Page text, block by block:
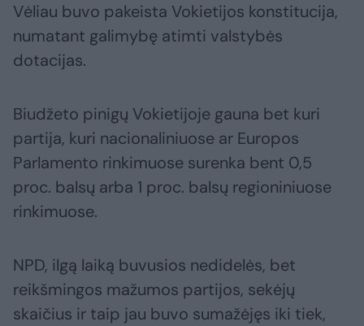
Vėliau buvo pakeista Vokietijos konstitucija,
numatant galimybę atimti valstybės
dotacijas.
Biudžeto pinigų Vokietijoje gauna bet kuri
partija, kuri nacionaliniuose ar Europos
Parlamento rinkimuose surenka bent 0,5
proc. balsų arba 1 proc. balsų regioniniuose
rinkimuose.
NPD, ilgą laiką buvusios nedidelės, bet
reikšmingos mažumos partijos, sekėjų
skaičius ir taip jau buvo sumažėjęs iki tiek,